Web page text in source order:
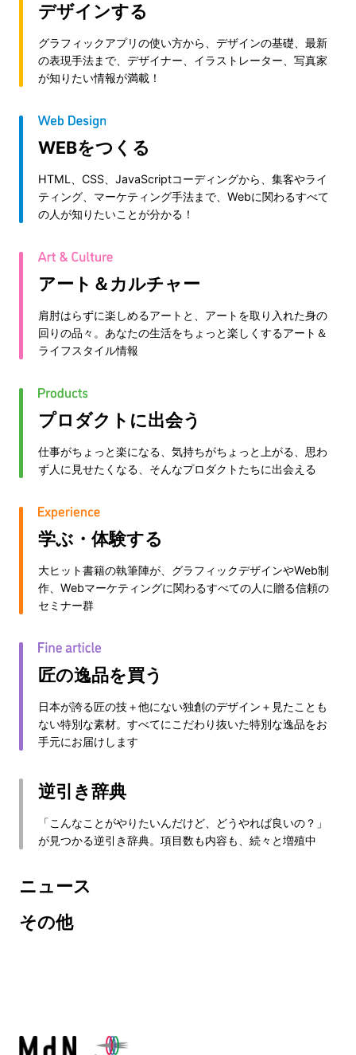
デザインする
グラフィックアプリの使い方から、デザインの基礎、最新
の表現手法まで、デザイナー、イラストレーター、写真家
が知りたい情報が満載！
WEBをつくる
HTML、CSS、JavaScriptコーディングから、集客やライ
ティング、マーケティング手法まで、Webに関わるすべて
の人が知りたいことが分かる！
アート＆カルチャー
肩肘はらずに楽しめるアートと、アートを取り入れた身の
回りの品々。あなたの生活をちょっと楽しくするアート＆
ライフスタイル情報
プロダクトに出会う
仕事がちょっと楽になる、気持ちがちょっと上がる、思わ
ず人に見せたくなる、そんなプロダクトたちに出会える
学ぶ・体験する
大ヒット書籍の執筆陣が、グラフィックデザインやWeb制
作、Webマーケティングに関わるすべての人に贈る信頼の
セミナー群
匠の逸品を買う
日本が誇る匠の技＋他にない独創のデザイン＋見たことも
ない特別な素材。すべてにこだわり抜いた特別な逸品をお
手元にお届けします
逆引き辞典
「こんなことがやりたいんだけど、どうやれば良いの？」
が見つかる逆引き辞典。項目数も内容も、続々と増殖中
ニュース
その他